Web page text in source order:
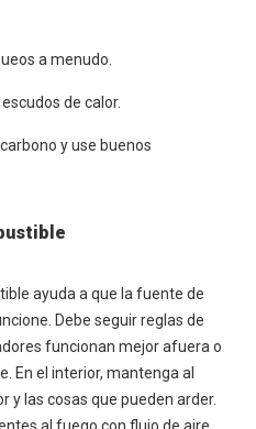
a menudo.
de calor.
y use buenos
ayuda a que la fuente de
Debe seguir reglas de
funcionan mejor afuera o
En el interior, mantenga al
y las cosas que pueden arder.
al fuego con flujo de aire